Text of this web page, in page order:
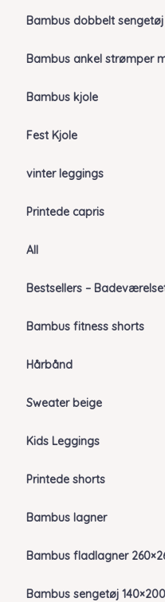
Bambus dobbelt
Bambus ankel strømper
Bambus kjole
Fest Kjole
vinter leggings
Printede capris
All
Bestsellers –
Bambus fitness shorts
Hårbånd
Sweater beige
Kids Leggings
Printede shorts
Bambus lagner
Bambus fladlagner
Bambus sengetøj 140×200